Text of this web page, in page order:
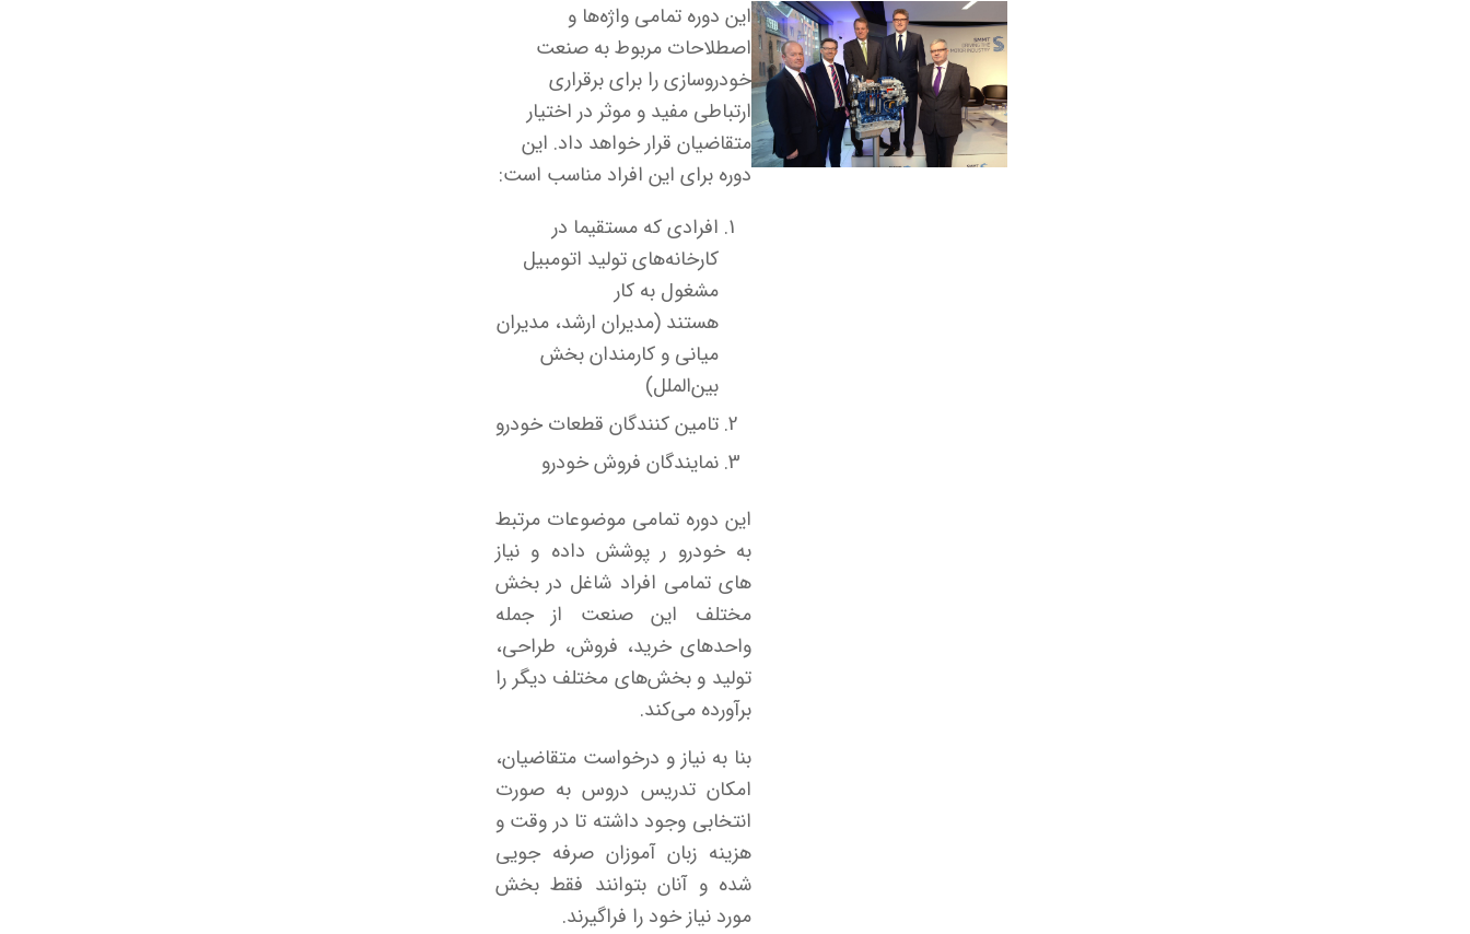
این دوره تمامی واژه‌ها و
اصطلاحات مربوط به صنعت
خودروسازی را برای برقراری
ارتباطی مفید و موثر در اختیار
متقاضیان قرار خواهد داد. این
دوره برای این افراد مناسب است:
افرادی که مستقیما در
کارخانه‌های تولید اتومبیل
مشغول به کار
هستند (مدیران ارشد، مدیران
میانی و کارمندان بخش
بین‌الملل(
تامین کنندگان قطعات خودرو
نمایندگان فروش خودرو
این دوره تمامی موضوعات مرتبط
به خودرو ر پوشش داده و نیاز
های تمامی افراد شاغل در بخش
مختلف این صنعت از جمله
واحدهای خرید، فروش، طراحی،
تولید و بخش‌های مختلف دیگر را
برآورده می‌کند.
بنا به نیاز و درخواست متقاضیان،
امکان تدریس دروس به صورت
انتخابی وجود داشته تا در وقت و
هزینه زبان آموزان صرفه جویی
شده و آنان بتوانند فقط بخش
مورد نیاز خود را فراگیرند.